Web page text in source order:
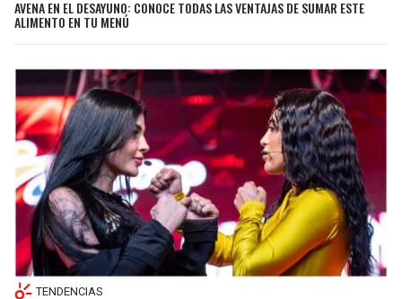
AVENA EN EL DESAYUNO: CONOCE TODAS LAS VENTAJAS DE SUMAR ESTE
ALIMENTO EN TU MENÚ
TENDENCIAS